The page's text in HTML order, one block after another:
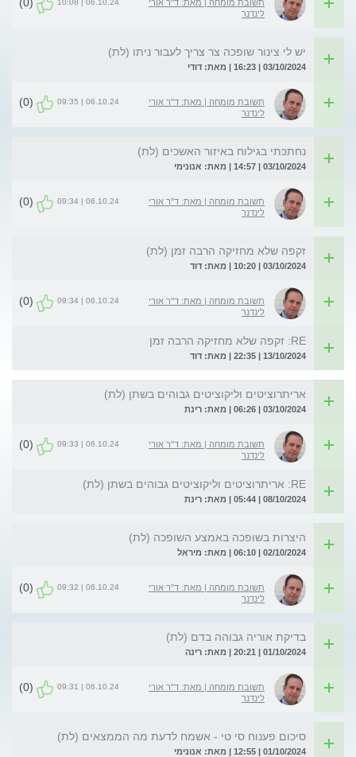
תשובת מומחה | מאת: ד"ר אורי
לינדנר
06.10.24 | 10:08
יש לי צינור שופכה צר צריך לעבור ניתו (לת)
03/10/2024 | 16:23 | מאת: דודי
תשובת מומחה | מאת: ד"ר אורי
לינדנר
06.10.24 | 09:35
(0)
נחתכתי בגילוח באיזור האשכים (לת)
03/10/2024 | 14:57 | מאת: אנונימי
תשובת מומחה | מאת: ד"ר אורי
לינדנר
06.10.24 | 09:34
(0)
זקפה שלא מחזיקה הרבה זמן (לת)
03/10/2024 | 10:20 | מאת: דוד
תשובת מומחה | מאת: ד"ר אורי
לינדנר
06.10.24 | 09:34
(0)
RE: זקפה שלא מחזיקה הרבה זמן
13/10/2024 | 22:35 | מאת: דוד
אריתרוציטים וליקוציטים גבוהים בשתן (לת)
03/10/2024 | 06:26 | מאת: רינת
תשובת מומחה | מאת: ד"ר אורי
לינדנר
06.10.24 | 09:33
(0)
RE: אריתרוציטים וליקוציטים גבוהים בשתן (לת)
08/10/2024 | 05:44 | מאת: רינת
היצרות בשופכה באמצע השופכה (לת)
02/10/2024 | 06:10 | מאת: מיראל
תשובת מומחה | מאת: ד"ר אורי
לינדנר
06.10.24 | 09:32
(0)
בדיקת אוריה גבוהה בדם (לת)
01/10/2024 | 20:21 | מאת: רינה
תשובת מומחה | מאת: ד"ר אורי
לינדנר
06.10.24 | 09:31
(0)
סיכום פענוח סי טי - אשמח לדעת מה הממצאים (לת)
01/10/2024 | 12:55 | מאת: אנונימי